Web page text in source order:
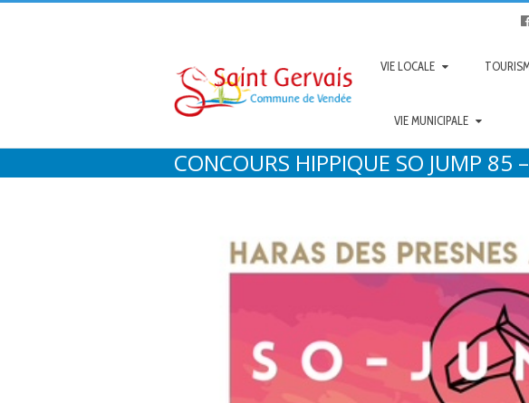
VIE LOCALE
VIE MUNICIPALE
CONCOURS HIPPIQUE SO JUMP 85